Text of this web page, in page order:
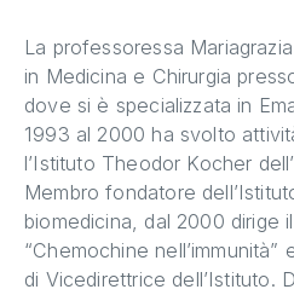
La professoressa
in Medicina e Chirurgia
dove si è specializzata in
1993 al 2000 ha svolto
l’Istituto Theodor Kocher
Membro fondatore
biomedicina, dal 2000 dirige
“Chemochine
di Vicedirettrice dell’Istituto.